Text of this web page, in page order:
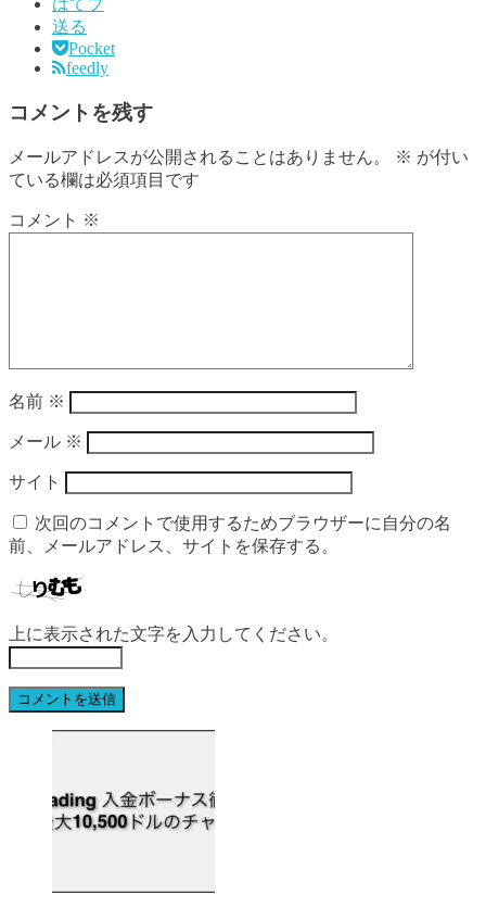
はてブ
送る
Pocket
feedly
コメントを残す
メールアドレスが公開されることはありません。 ※ が付い
ている欄は必須項目です
コメント ※
名前 ※
メール ※
サイト
次回のコメントで使用するためブラウザーに自分の名
前、メールアドレス、サイトを保存する。
上に表示された文字を入力してください。